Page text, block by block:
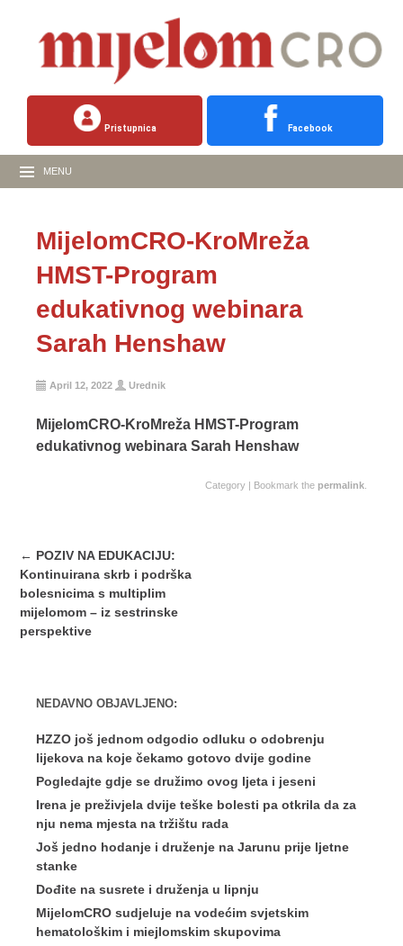
Pristupnica Facebook
MENU
MijelomCRO-KroMreža
HMST-Program
edukativnog webinara
Sarah Henshaw
April 12, 2022 Urednik
MijelomCRO-KroMreža HMST-Program
edukativnog webinara Sarah Henshaw
Category | Bookmark the permalink
Post
navigation
← POZIV NA EDUKACIJU:
Kontinuirana skrb i podrška
bolesnicima s multiplim
mijelomom – iz sestrinske
perspektive
NEDAVNO OBJAVLJENO:
HZZO još jednom odgodio odluku o odobrenju
lijekova na koje čekamo gotovo dvije godine
Pogledajte gdje se družimo ovog ljeta i jeseni
Irena je preživjela dvije teške bolesti pa otkrila da za
nju nema mjesta na tržištu rada
Još jedno hodanje i druženje na Jarunu prije ljetne
stanke
Dođite na susrete i druženja u lipnju
MijelomCRO sudjeluje na vodećim svjetskim
hematološkim i miejlomskim skupovima